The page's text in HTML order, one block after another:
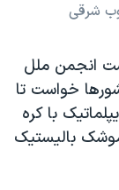
شرقی
انجمن ملل
خواست تا
با کره
بالیستیک